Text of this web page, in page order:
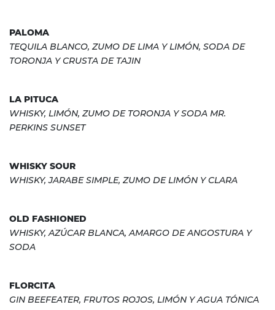
PALOMA
TEQUILA BLANCO, ZUMO DE LIMA Y LIMÓN, SODA DE
TORONJA Y CRUSTA DE TAJIN
LA PITUCA
WHISKY, LIMÓN, ZUMO DE TORONJA Y SODA MR.
PERKINS SUNSET
WHISKY SOUR
WHISKY, JARABE SIMPLE, ZUMO DE LIMÓN Y CLARA
OLD FASHIONED
WHISKY, AZÚCAR BLANCA, AMARGO DE ANGOSTURA Y
SODA
FLORCITA
GIN BEEFEATER, FRUTOS ROJOS, LIMÓN Y AGUA TÓNICA